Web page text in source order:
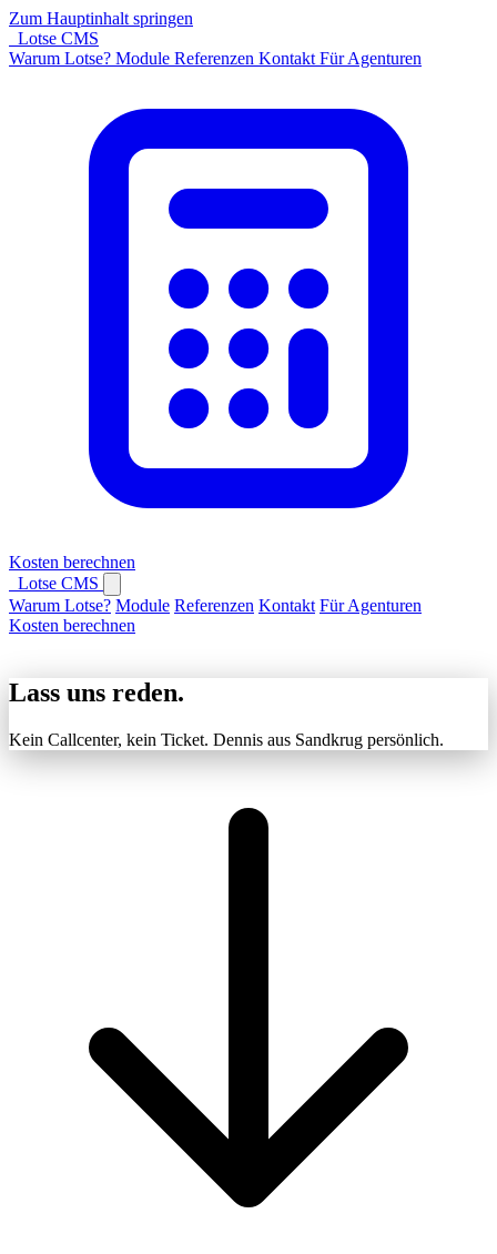
Zum Hauptinhalt springen
Lotse CMS
Warum Lotse? Module Referenzen Kontakt Für Agenturen
Kosten berechnen
Lotse CMS
Warum Lotse? Module Referenzen Kontakt Für Agenturen
Kosten berechnen
Lass uns reden.
Kein Callcenter, kein Ticket. Dennis aus Sandkrug persönlich.